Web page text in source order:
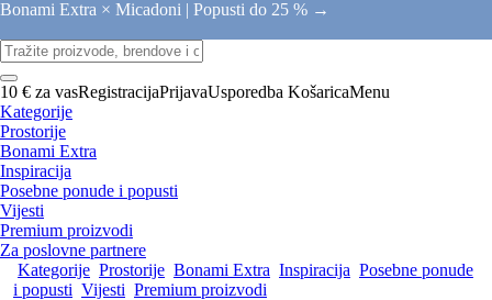
Bonami Extra × Micadoni | Popusti do 25 % →
10 € za vasRegistracijaPrijavaUsporedba KošaricaMenu
Kategorije
Prostorije
Bonami Extra
Inspiracija
Posebne ponude i popusti
Vijesti
Premium proizvodi
Za poslovne partnere
Kategorije Prostorije Bonami Extra Inspiracija Posebne ponude
i popusti Vijesti Premium proizvodi